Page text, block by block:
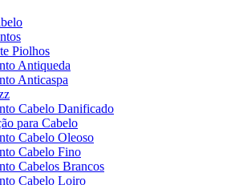
Piolhos
Antiqueda
Anticaspa
Cabelo Danificado
para Cabelo
Cabelo Oleoso
Cabelo Fino
Cabelos Brancos
Cabelo Loiro